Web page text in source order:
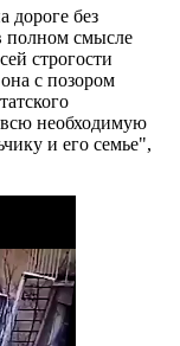
дороге без
полном смысле
строгости
с позором
всю необходимую
и его семье",